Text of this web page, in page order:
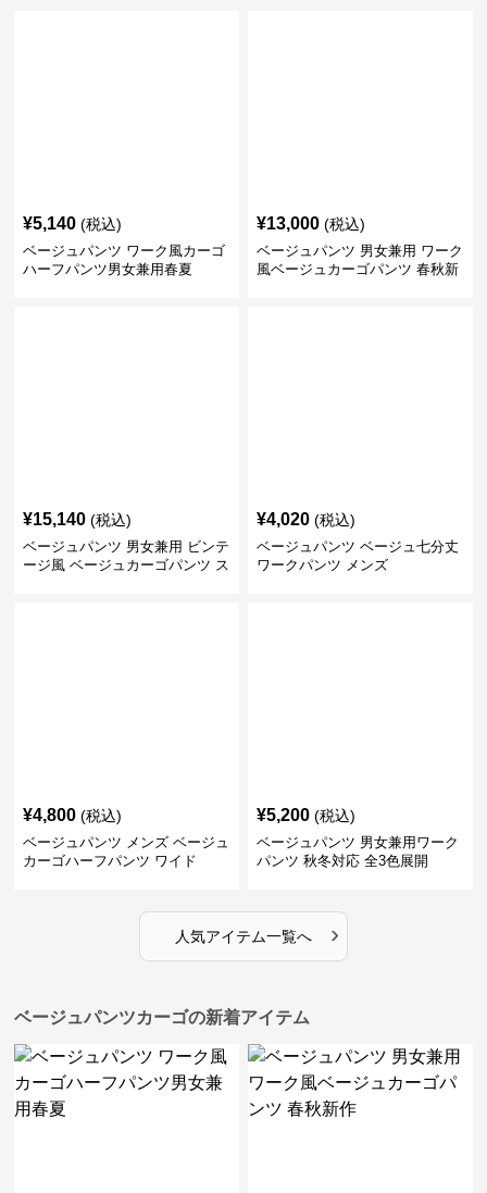
¥5,140 (税込)
ベージュパンツ ワーク風カーゴ
ハーフパンツ男女兼用春夏
¥13,000 (税込)
ベージュパンツ 男女兼用 ワーク
風ベージュカーゴパンツ 春秋新
¥15,140 (税込)
ベージュパンツ 男女兼用 ビンテ
ージ風 ベージュカーゴパンツ ス
¥4,020 (税込)
ベージュパンツ ベージュ七分丈
ワークパンツ メンズ
¥4,800 (税込)
ベージュパンツ メンズ ベージュ
カーゴハーフパンツ ワイド
¥5,200 (税込)
ベージュパンツ 男女兼用ワーク
パンツ 秋冬対応 全3色展開
人気アイテム一覧へ ›
ベージュパンツカーゴの新着アイテム